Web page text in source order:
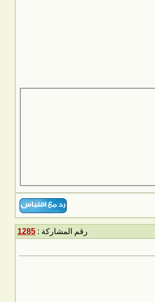
رقم المشاركة : 1285